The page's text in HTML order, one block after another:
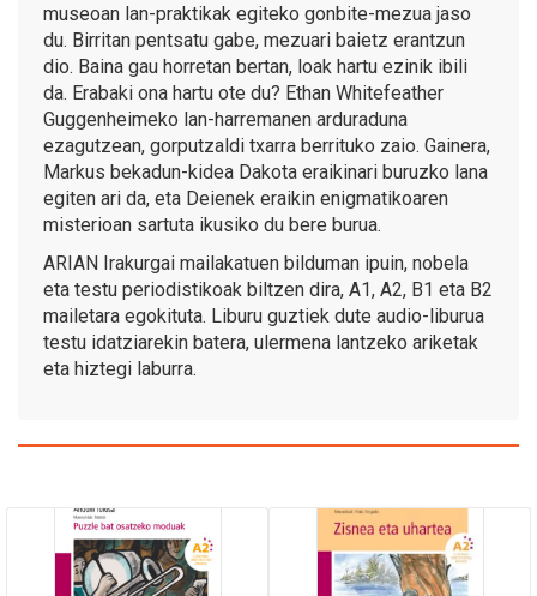
museoan lan-praktikak egiteko gonbite-mezua jaso
du. Birritan pentsatu gabe, mezuari baietz erantzun
dio. Baina gau horretan bertan, loak hartu ezinik ibili
da. Erabaki ona hartu ote du? Ethan Whitefeather
Guggenheimeko lan-harremanen arduraduna
ezagutzean, gorputzaldi txarra berrituko zaio. Gainera,
Markus bekadun-kidea Dakota eraikinari buruzko lana
egiten ari da, eta Deienek eraikin enigmatikoaren
misterioan sartuta ikusiko du bere burua.
ARIAN Irakurgai mailakatuen bilduman ipuin, nobela
eta testu periodistikoak biltzen dira, A1, A2, B1 eta B2
mailetara egokituta. Liburu guztiek dute audio-liburua
testu idatziarekin batera, ulermena lantzeko ariketak
eta hiztegi laburra.